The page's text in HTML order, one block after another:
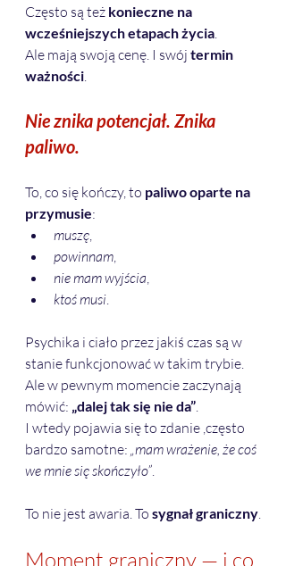
Często są też konieczne na
wcześniejszych etapach życia.
Ale mają swoją cenę. I swój termin
ważności.
Nie znika potencjał. Znika
paliwo.
To, co się kończy, to paliwo oparte na
przymusie:
muszę,
powinnam,
nie mam wyjścia,
ktoś musi.
Psychika i ciało przez jakiś czas są w
stanie funkcjonować w takim trybie.
Ale w pewnym momencie zaczynają
mówić: „dalej tak się nie da”.
I wtedy pojawia się to zdanie ,często
bardzo samotne: „mam wrażenie, że coś
we mnie się skończyło”.
To nie jest awaria. To sygnał graniczny.
Moment graniczny — i co